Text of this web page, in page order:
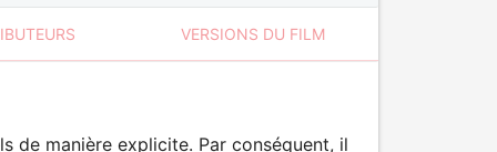
VERSIONS DU FILM
de manière explicite. Par conséquent, il